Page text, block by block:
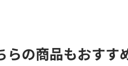
らの商品もおすす